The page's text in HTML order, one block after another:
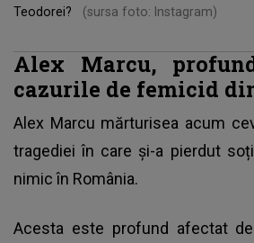
Teodorei?
(sursa foto: Instagram)
Alex Marcu,
cazurile de femicid
Alex Marcu mărturisea acum
tragediei în care și-a pierdut
nimic în România.
Acesta este profund afectat